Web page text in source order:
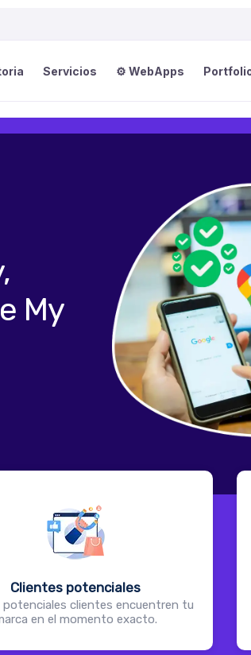
Servicios ⚙️ WebApps
My
Clientes potenciales
potenciales clientes encuentren tu
en el momento exacto.